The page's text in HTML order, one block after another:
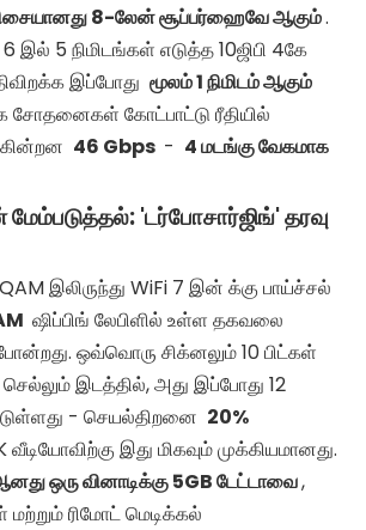
8-லேன் சூப்பர்ஹைவே ஆகும்.
5 நிமிடங்கள் எடுத்த 10ஜிபி 4கே
இப்போது மூலம் 1 நிமிடம் ஆகும்
கோட்பாட்டு ரீதியில்
46 Gbps - 4 மடங்கு வேகமாக
'டர்போசார்ஜிங்' தரவு
இலிருந்து WiFi 7 இன் க்கு பாய்ச்சல்
ஷிப்பிங் லேபிளில் உள்ள தகவலை
போன்றது. ஒவ்வொரு சிக்னலும் 10 பிட்கள்
இடத்தில், அது இப்போது 12
- செயல்திறனை 20%
வீடியோவிற்கு இது மிகவும் முக்கியமானது.
ஒரு வினாடிக்கு 5GB டேட்டாவை,
ரிமோட் மெடிக்கல்